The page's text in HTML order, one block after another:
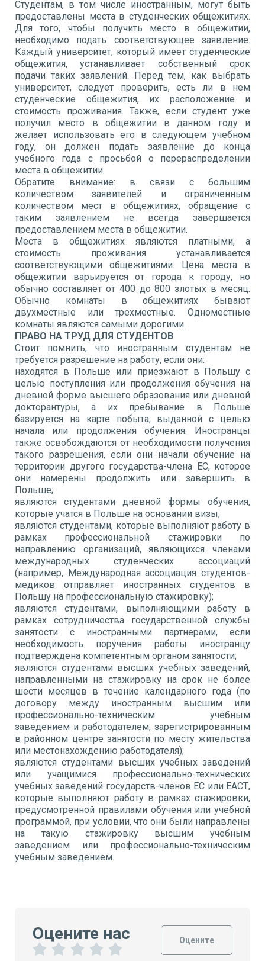
Студентам, в том числе иностранным, могут быть
предоставлены места в студенческих общежитиях.
Для того, чтобы получить место в общежитии,
необходимо подать соответствующее заявление.
Каждый университет, который имеет студенческие
общежития, устанавливает собственный срок
подачи таких заявлений. Перед тем, как выбрать
университет, следует проверить, есть ли в нем
студенческие общежития, их расположение и
стоимость проживания. Также, если студент уже
получил место в общежитии в данном году и
желает использовать его в следующем учебном
году, он должен подать заявление до конца
учебного года с просьбой о перераспределении
места в общежитии.
Обратите внимание: в связи с большим
количеством заявителей и ограниченным
количеством мест в общежитиях, обращение с
таким заявлением не всегда завершается
предоставлением места в общежитии.
Места в общежитиях являются платными, а
стоимость проживания устанавливается
соответствующими общежитиями. Цена места в
общежитии варьируется от города к городу, но
обычно составляет от 400 до 800 злотых в месяц.
Обычно комнаты в общежитиях бывают
двухместные или трехместные. Одноместные
комнаты являются самыми дорогими.
ПРАВО НА ТРУД ДЛЯ СТУДЕНТОВ
Стоит помнить, что иностранным студентам не
требуется разрешение на работу, если они:
находятся в Польше или приезжают в Польшу с
целью поступления или продолжения обучения на
дневной форме высшего образования или дневной
докторантуры, а их пребывание в Польше
базируется на карте побыта, выданной с целью
начала или продолжения обучения. Иностранцы
также освобождаются от необходимости получения
такого разрешения, если они начали обучение на
территории другого государства-члена ЕС, которое
они намерены продолжить или завершить в
Польше;
являются студентами дневной формы обучения,
которые учатся в Польше на основании визы;
являются студентами, которые выполняют работу в
рамках профессиональной стажировки по
направлению организаций, являющихся членами
международных студенческих ассоциаций
(например, Международная ассоциация студентов-
медиков отправляет иностранных студентов в
Польшу на профессиональную стажировку);
являются студентами, выполняющими работу в
рамках сотрудничества государственной службы
занятости с иностранными партнерами, если
необходимость поручения работы иностранцу
подтверждена компетентным органом занятости;
являются студентами высших учебных заведений,
направленными на стажировку на срок не более
шести месяцев в течение календарного года (по
договору между иностранным высшим или
профессионально-техническим учебным
заведением и работодателем, зарегистрированным
в районном центре занятости по месту жительства
или местонахождению работодателя);
являются студентами высших учебных заведений
или учащимися профессионально-технических
учебных заведений государств-членов ЕС или ЕАСТ,
которые выполняют работу в рамках стажировки,
предусмотренной правилами обучения или учебной
программой, при условии, что они были направлены
на такую стажировку высшим учебным
заведением или профессионально-техническим
учебным заведением.
Оцените нас Оцените